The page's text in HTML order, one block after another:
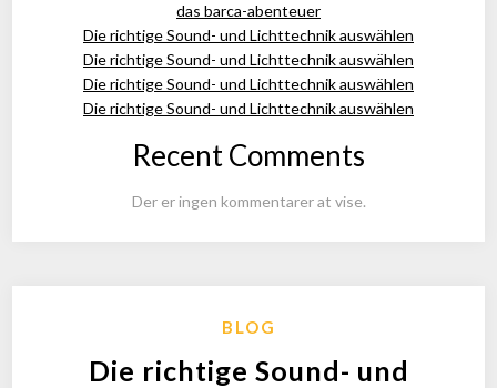
das barca-abenteuer
Die richtige Sound- und Lichttechnik auswählen
Die richtige Sound- und Lichttechnik auswählen
Die richtige Sound- und Lichttechnik auswählen
Die richtige Sound- und Lichttechnik auswählen
Recent Comments
Der er ingen kommentarer at vise.
BLOG
Die richtige Sound- und